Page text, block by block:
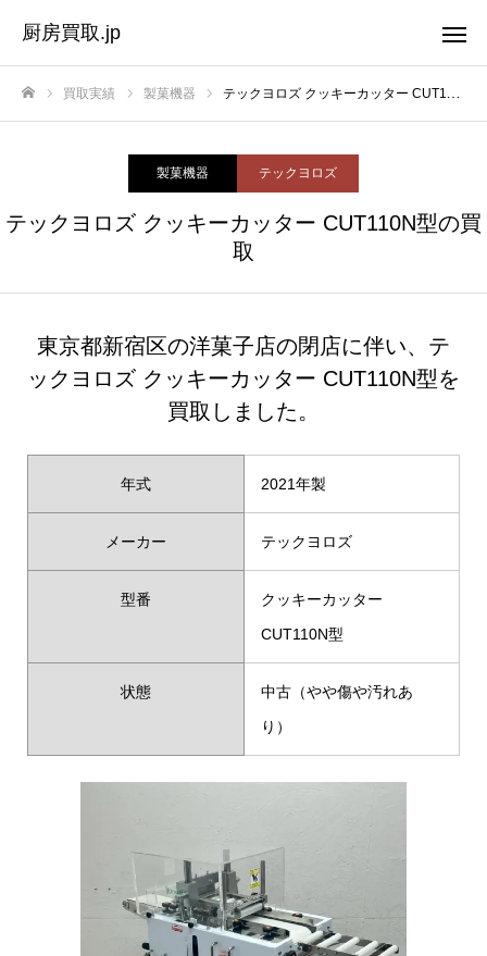
厨房買取.jp
買取実績 製菓機器 テックヨロズ クッキーカッター CUT110N型の買取
製菓機器 テックヨロズ
テックヨロズ クッキーカッター CUT110N型の買
取
東京都新宿区の洋菓子店の閉店に伴い、テ
ックヨロズ クッキーカッター CUT110N型を
買取しました。
年式 2021年製
メーカー テックヨロズ
型番
クッキーカッター
CUT110N型
状態
中古（やや傷や汚れあ
り）